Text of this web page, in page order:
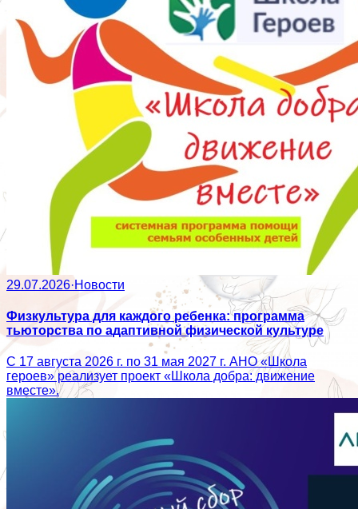
29.07.2026·Новости
Физкультура для каждого ребенка: программа
тьюторства по адаптивной физической культуре
С 17 августа 2026 г. по 31 мая 2027 г. АНО «Школа
героев» реализует проект «Школа добра: движение
вместе».